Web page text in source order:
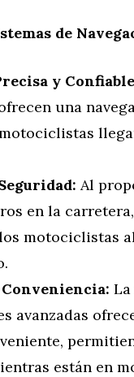
de
y
una
Al
en la
motociclistas
avanzadas
están en